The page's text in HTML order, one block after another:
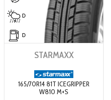
D
D
STARMAXX
165/70R14 81T ICEGRIPPER
W810 M+S